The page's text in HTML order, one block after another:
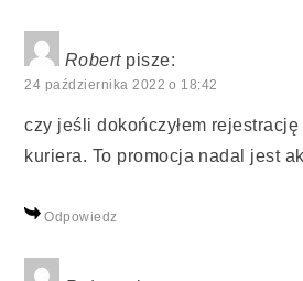
Robert pisze:
24 października 2022 o 18:42
czy jeśli dokończyłem
kuriera. To promocja nadal jest
Odpowiedz